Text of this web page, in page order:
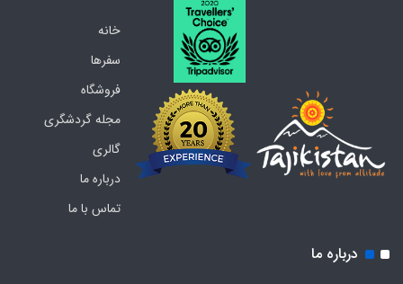
خانه
سفرها
فروشگاه
مجله گردشگری
گالری
درباره ما
تماس با ما
درباره ما